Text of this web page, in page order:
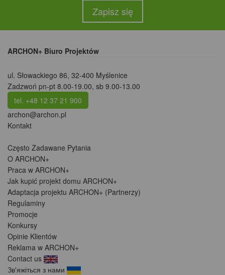
Zapisz się
ARCHON+ Biuro Projektów
ul. Słowackiego 86, 32-400 Myślenice
Zadzwoń pn-pt 8.00-19.00, sb 9.00-13.00
tel. +48 12 37 21 900
archon@archon.pl
Kontakt
Często Zadawane Pytania
O ARCHON+
Praca w ARCHON+
Jak kupić projekt domu ARCHON+
Adaptacja projektu ARCHON+ (Partnerzy)
Regulaminy
Promocje
Konkursy
Opinie Klientów
Reklama w ARCHON+
Contact us
Зв'яжіться з нами